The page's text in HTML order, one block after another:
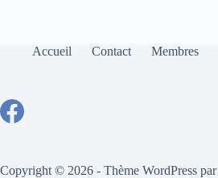
Accueil Contact Membres
Copyright © 2026 - Thème WordPress par